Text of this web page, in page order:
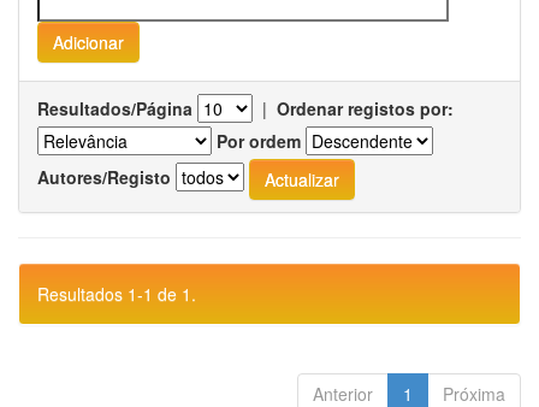
Resultados/Página | Ordenar registos por:
Por ordem
Autores/Registo
Resultados 1-1 de 1.
Anterior 1 Próxima